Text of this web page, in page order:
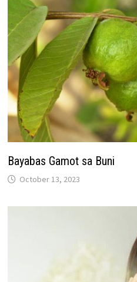
Bayabas Gamot sa Buni
October 13, 2023